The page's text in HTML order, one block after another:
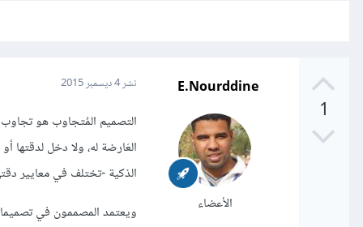
1
E.Nourddine
الأعضاء
نشر4 ديسمبر 2015
التصميم المُتجاوب هو تجاوب
العَارضة له، ولا دخل لدقتها
الذكية -تختلف في معايير
ويعتمد المصممون في